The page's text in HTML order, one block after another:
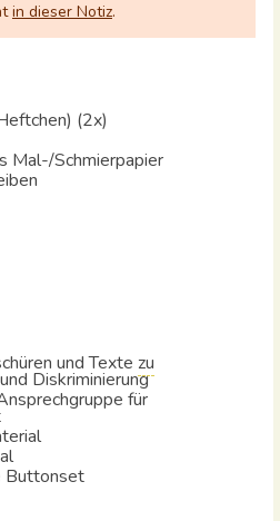
in dieser Notiz.
(2x)
Mal-/Schmierpapier
und Texte zu
Diskriminierung
für
Buttonset